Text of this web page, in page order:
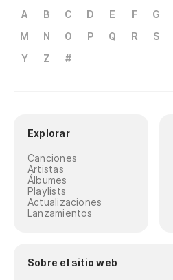
A B C D E F G
M
N O P Q R S
Y
Z #
Explorar
Canciones
Artistas
Álbumes
Playlists
Actualizaciones
Lanzamientos
Sobre el sitio web